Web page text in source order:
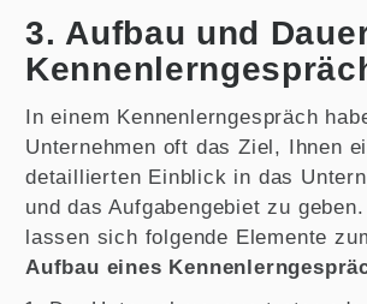
3. Aufbau und
In einem Kennenlerngespräch
Unternehmen oft das Ziel, Ihnen
detaillierten Einblick in das
und das Aufgabengebiet zu
lassen sich folgende Elemente
Aufbau eines